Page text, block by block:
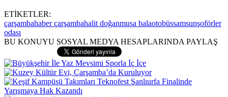
ETİKETLER:
çarşambahaber çarşambahalit doğanmusa balaotobüssamsunşoförler
odası
BU KONUYU SOSYAL MEDYA HESAPLARINDA PAYLAŞ